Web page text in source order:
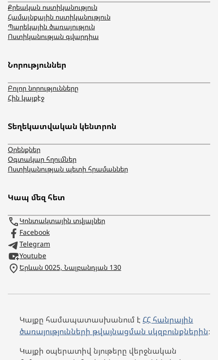
Քրեական ոստիկանություն
Համայնքային ոստիկանություն
Պարեկային ծառայություն
Ոստիկանության գվարդիա
Նորություններ
Բոլոր նորությունները
Հին կայքէջ
Տեղեկատվական կենտրոն
Օրենքներ
Օգտակար հղումներ
Ոստիկանության պետի հրամաններ
Կապ մեզ հետ
Կոնտակտային տվյալներ
Facebook
Telegram
Youtube
Երևան 0025, Նալբանդյան 130
Կայքը համապատասխանում է ՀՀ հանրային
ծառայությունների թվայնացման սկզբունքներին։
Կայքի օպերատիվ նյութերը վերջնական